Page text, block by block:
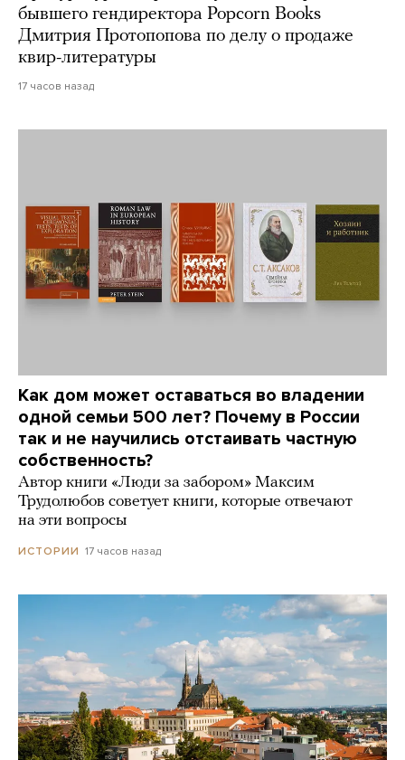
бывшего гендиректора Popcorn Books
Дмитрия Протопопова по делу о продаже
квир-литературы
17 часов назад
Как дом может оставаться во владении
одной семьи 500 лет? Почему в России
так и не научились отстаивать частную
собственность?
Автор книги «Люди за забором» Максим
Трудолюбов советует книги, которые отвечают
на эти вопросы
ИСТОРИИ 17 часов назад